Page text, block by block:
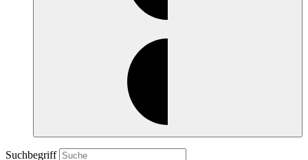
Suchbegriff